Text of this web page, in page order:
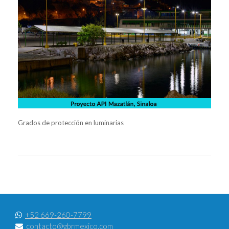
Grados de protección en luminarias
+52 669-260-7799
contacto@gbrmexico.com